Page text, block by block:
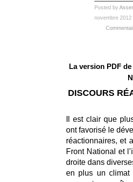
Posted by
novembre 2012
La version PDF
DISCOURS
Il est clair que
ont favorisé le
réactionnaires, et
Front National et
droite dans
en plus un climat